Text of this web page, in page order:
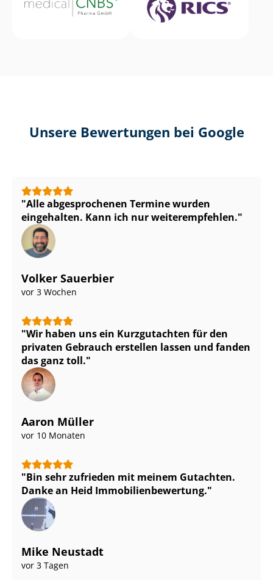
Unsere Bewertungen bei Google
Alle abgesprochenen Termine wurden
eingehalten. Kann ich nur weiterempfehlen.
Volker Sauerbier
vor 3 Wochen
Wir haben uns ein Kurzgutachten für den
privaten Gebrauch erstellen lassen und fanden
das ganz toll.
Aaron Müller
vor 10 Monaten
Bin sehr zufrieden mit meinem Gutachten.
Danke an Heid Im­mo­bi­li­en­be­wer­tung.
Mike Neustadt
vor 3 Tagen